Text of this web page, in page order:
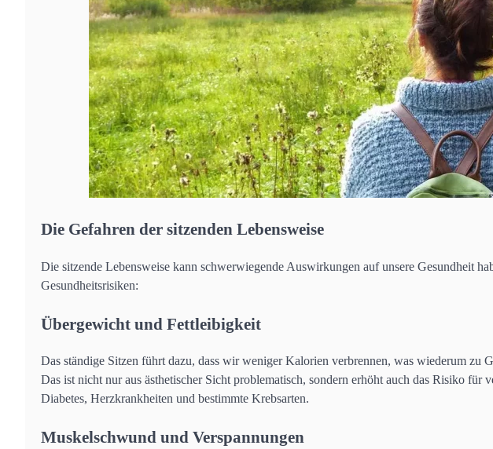
Die Gefahren der sitzenden Lebensweise
Die sitzende Lebensweise kann schwerwiegende Auswirkungen auf unsere Gesundheit
Gesundheitsrisiken:
Übergewicht und Fettleibigkeit
Das ständige Sitzen führt dazu, dass wir weniger Kalorien verbrennen, was wiederum zu
Das ist nicht nur aus ästhetischer Sicht problematisch, sondern erhöht auch das Risiko für
Diabetes, Herzkrankheiten und bestimmte Krebsarten.
Muskelschwund und Verspannungen